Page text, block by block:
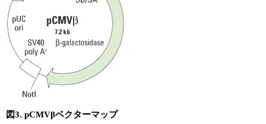
図3. pCMVβベクターマップ